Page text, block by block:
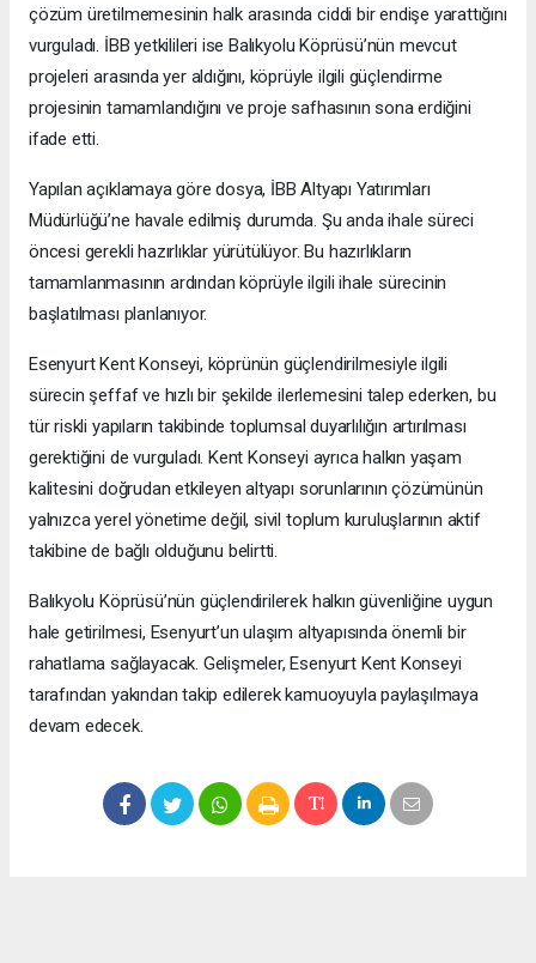
çözüm üretilmemesinin halk arasında ciddi bir endişe yarattığını
vurguladı. İBB yetkilileri ise Balıkyolu Köprüsü’nün mevcut
projeleri arasında yer aldığını, köprüyle ilgili güçlendirme
projesinin tamamlandığını ve proje safhasının sona erdiğini
ifade etti.
Yapılan açıklamaya göre dosya, İBB Altyapı Yatırımları
Müdürlüğü’ne havale edilmiş durumda. Şu anda ihale süreci
öncesi gerekli hazırlıklar yürütülüyor. Bu hazırlıkların
tamamlanmasının ardından köprüyle ilgili ihale sürecinin
başlatılması planlanıyor.
Esenyurt Kent Konseyi, köprünün güçlendirilmesiyle ilgili
sürecin şeffaf ve hızlı bir şekilde ilerlemesini talep ederken, bu
tür riskli yapıların takibinde toplumsal duyarlılığın artırılması
gerektiğini de vurguladı. Kent Konseyi ayrıca halkın yaşam
kalitesini doğrudan etkileyen altyapı sorunlarının çözümünün
yalnızca yerel yönetime değil, sivil toplum kuruluşlarının aktif
takibine de bağlı olduğunu belirtti.
Balıkyolu Köprüsü’nün güçlendirilerek halkın güvenliğine uygun
hale getirilmesi, Esenyurt’un ulaşım altyapısında önemli bir
rahatlama sağlayacak. Gelişmeler, Esenyurt Kent Konseyi
tarafından yakından takip edilerek kamuoyuyla paylaşılmaya
devam edecek.